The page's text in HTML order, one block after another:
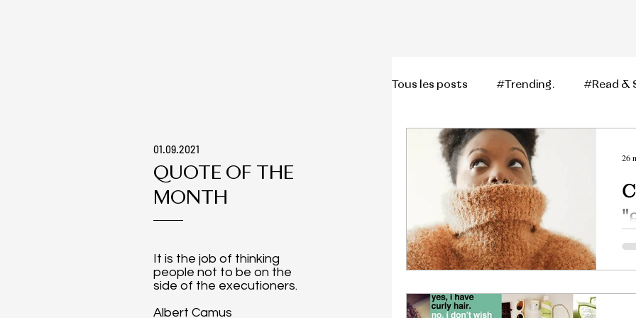
01.09.2021
QUOTE OF THE
MONTH
It is the job of thinking
people not to be on the
side of the executioners.
Albert Camus
Tous les posts #Trending. #Read &
#Clothing. #Poems.
#Afropean icons. #Budgeting.
#Home Deco
26